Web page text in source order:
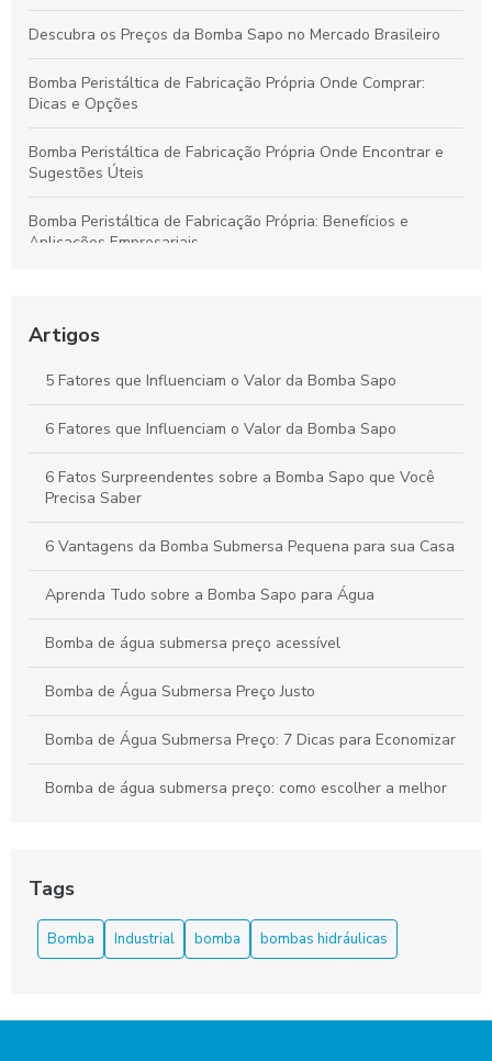
Descubra os Preços da Bomba Sapo no Mercado Brasileiro
Bomba Peristáltica de Fabricação Própria Onde Comprar:
Dicas e Opções
Bomba Peristáltica de Fabricação Própria Onde Encontrar e
Sugestões Úteis
Bomba Peristáltica de Fabricação Própria: Benefícios e
Aplicações Empresariais
Escolher a Ideal
Como Comprar Mangueiras para Bomba Peristáltica para
Solventes Agressivos com Segurança
Artigos
5 Fatores que Influenciam o Valor da Bomba Sapo
6 Fatores que Influenciam o Valor da Bomba Sapo
6 Fatos Surpreendentes sobre a Bomba Sapo que Você
Precisa Saber
6 Vantagens da Bomba Submersa Pequena para sua Casa
Aprenda Tudo sobre a Bomba Sapo para Água
Bomba de água submersa preço acessível
Bomba de Água Submersa Preço Justo
Bomba de Água Submersa Preço: 7 Dicas para Economizar
Bomba de água submersa preço: como escolher a melhor
Bomba de água submersa: como escolher a ideal para suas
necessidades
Tags
Bomba Industrial bomba bombas hidráulicas